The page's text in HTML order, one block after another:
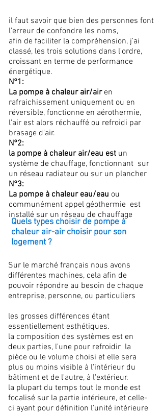
Quels types choisir de pompe à
chaleur air-air choisir pour son
logement ?
Sur le marché français nous avons
différentes machines, cela afin de
pouvoir répondre au besoin de chaque
entreprise, personne, ou particuliers
les grosses différences étant
essentiellement esthétiques.
la composition des systèmes est en
deux parties, l'une pour refroidir la
pièce ou le volume choisi et elle sera
plus ou moins visible à l'intérieur du
bâtiment et de l'autre, à l'extérieur.
la plupart du temps tout le monde est
focalisé sur la partie intérieure, et celle-
ci ayant pour définition l'unité intérieure
il faut savoir que bien des personnes font
l'erreur de confondre les noms,
afin de faciliter la compréhension, j'ai
classé, les trois solutions dans l'ordre,
croissant en terme de performance
énergétique.
N°1:
La pompe à chaleur air/air en
rafraichissement uniquement ou en
réversible, fonctionne en aérothermie,
l'air est alors réchauffé ou refroidi par
brasage d'air.
N°2:
la pompe à chaleur air/eau est un
système de chauffage, fonctionnant sur
un réseau radiateur ou sur un plancher
N°3:
La pompe à chaleur eau/eau ou
communément appel géothermie est
installé sur un réseau de chauffage